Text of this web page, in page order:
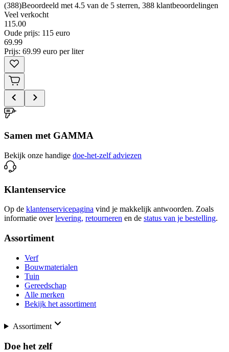
(388)Beoordeeld met 4.5 van de 5 sterren, 388 klantbeoordelingen
Veel verkocht
115.00
Oude prijs: 115 euro
69.99
Prijs: 69.99 euro per liter
Samen met GAMMA
Bekijk onze handige doe-het-zelf adviezen
Klantenservice
Op de klantenservicepagina vind je makkelijk antwoorden. Zoals
informatie over levering, retourneren en de status van je bestelling.
Assortiment
Verf
Bouwmaterialen
Tuin
Gereedschap
Alle merken
Bekijk het assortiment
Assortiment
Doe het zelf